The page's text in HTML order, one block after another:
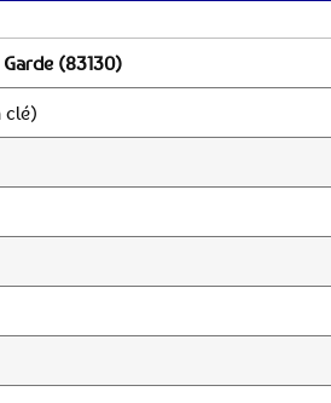
(83130)
clé)